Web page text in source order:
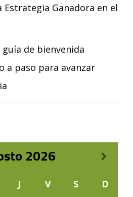
Estrategia Ganadora en el
de bienvenida
a paso para avanzar
2026
J V S
D